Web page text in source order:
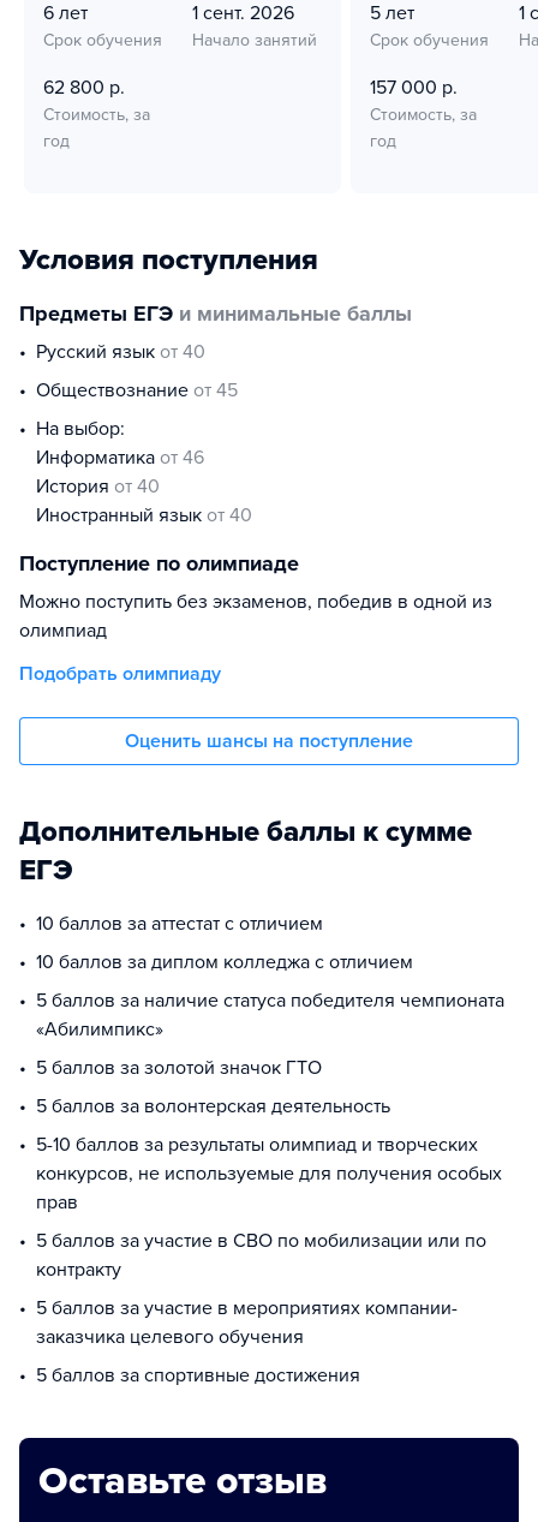
6 лет
Срок обучения
1 сент. 2026
Начало занятий
62 800 р.
Стоимость, за
год
5 лет
Срок обучения
1
157 000 р.
Стоимость, за
год
Условия поступления
Предметы ЕГЭ и минимальные баллы
русский язык от 40
обществознание от 45
На выбор:
информатика от 46
история от 40
иностранный язык от 40
Поступление по олимпиаде
Можно поступить без экзаменов, победив в одной из
олимпиад
Подобрать олимпиаду
Оценить шансы на поступление
Дополнительные баллы к сумме
ЕГЭ
10 баллов за аттестат с отличием
10 баллов за диплом колледжа с отличием
5 баллов за наличие статуса победителя чемпионата
«Абилимпикс»
5 баллов за золотой значок ГТО
5 баллов за волонтерская деятельность
5-10 баллов за результаты олимпиад и творческих
конкурсов, не используемые для получения особых
прав
5 баллов за участие в СВО по мобилизации или по
контракту
5 баллов за участие в мероприятиях компании-
заказчика целевого обучения
5 баллов за спортивные достижения
Оставьте отзыв